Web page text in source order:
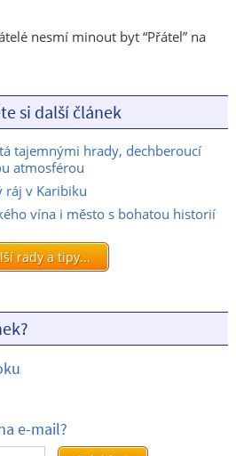
nesmí minout byt “Přátel” na
si další článek
tajemnými hrady, dechberoucí
atmosférou
ráj v Karibiku
vína i město s bohatou historií
rady a tipy...
e-mail?